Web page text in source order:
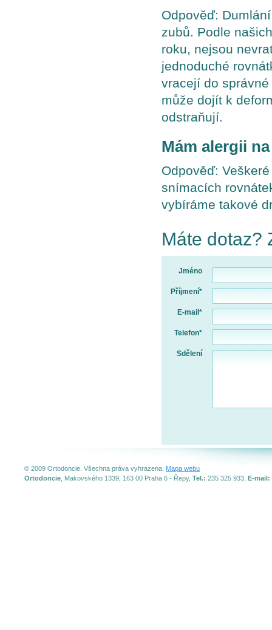
Odpověď:
zubů. Podle
roku, nejsou
jednoduché
vracejí do
může dojít k
odstraňují.
Mám alergii
Odpověď:
snímacích
vybíráme takové
Máte dotaz?
Jméno
Příjmení*
E-mail*
Telefon*
Sdělení
© 2009 Ortodoncie. Všechna práva vyhrazena. Mapa webu
Ortodoncie , Makovského 1339, 163 00 Praha 6 - Řepy, Tel.: 235 325 933, E-mail: